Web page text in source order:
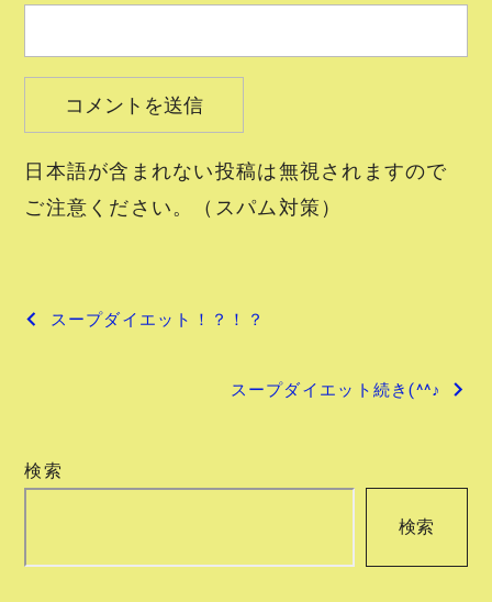
日本語が含まれない投稿は無視されますので
ご注意ください。（スパム対策）
投
ゲ
スープダイエット！？！？
スープダイエット続き(^^♪
検索
検索